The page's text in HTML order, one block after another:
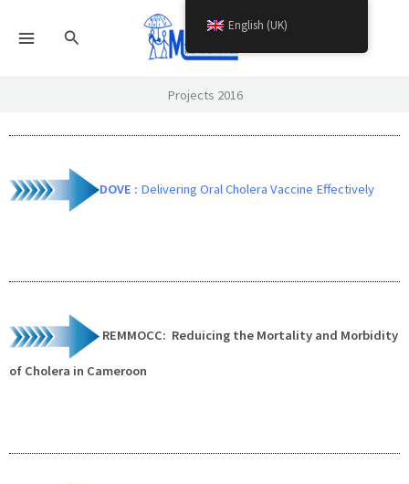
Search
Projects 2016
DOVE : Delivering Oral Cholera Vaccine Effectively
REMMOCC: Reduicing the Mortality and Morbidity
of Cholera in Cameroon
English (UK)